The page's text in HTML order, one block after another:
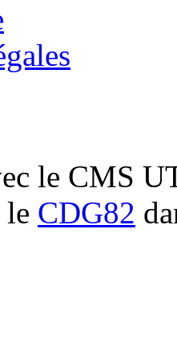
le CMS
CDG82